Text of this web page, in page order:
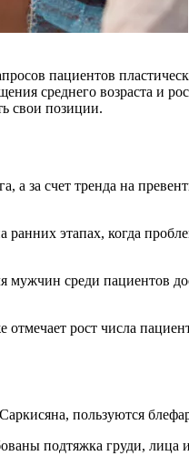
пациентов
среднего возраста и
свои позиции.
а за счет тренда на
этапах, когда
мужчин среди пациентов
рост числа
пользуются
подтяжка груди, лица